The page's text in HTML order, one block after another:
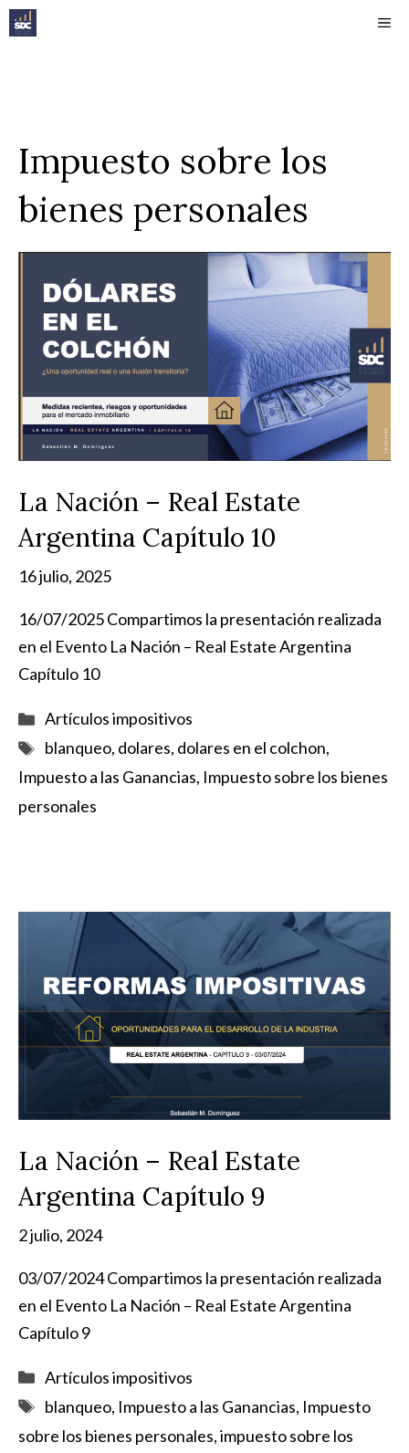
Saltar
al
Impuesto sobre los
bienes personales
La Nación – Real Estate
Argentina Capítulo 10
16 julio, 2025
16/07/2025 Compartimos la presentación realizada
en el Evento La Nación – Real Estate Argentina
Capítulo 10
Categorías
Artículos impositivos
Etiquetas
blanqueo, dolares, dolares en el colchon,
Impuesto a las Ganancias, Impuesto sobre los bienes
personales
La Nación – Real Estate
Argentina Capítulo 9
2 julio, 2024
03/07/2024 Compartimos la presentación realizada
en el Evento La Nación – Real Estate Argentina
Capítulo 9
Categorías
Artículos impositivos
Etiquetas
blanqueo, Impuesto a las Ganancias, Impuesto
sobre los bienes personales,impuesto sobre los